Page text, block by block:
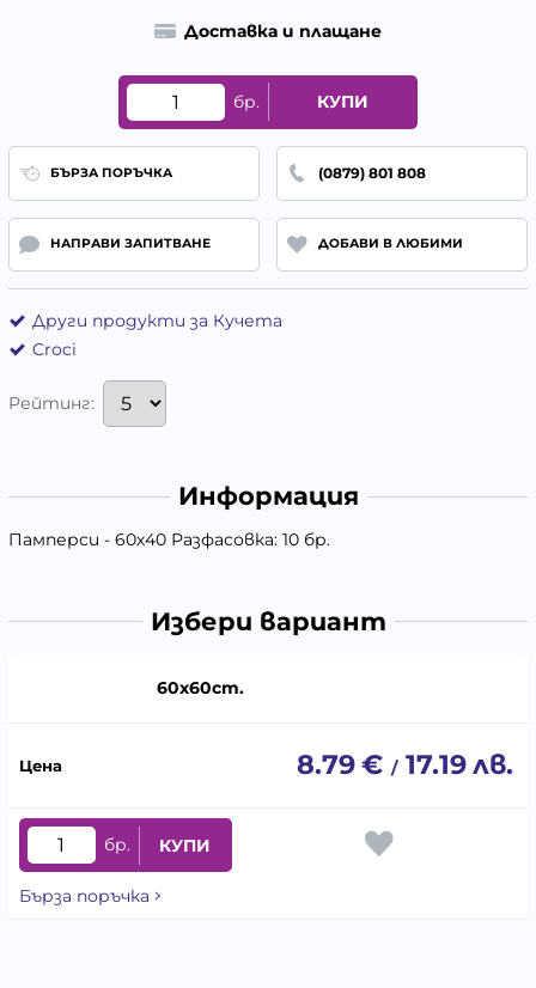
Доставка и плащане
бр. КУПИ
БЪРЗА ПОРЪЧКА (0879) 801 808
НАПРАВИ ЗАПИТВАНЕ ДОБАВИ В ЛЮБИМИ
Други продукти за Кучета
Croci
Рейтинг:
Информация
Памперси - 60х40 Разфасовка: 10 бр.
Избери вариант
60х60cm.
8.79€ / 17.19лв.
бр. КУПИ
Бърза поръчка